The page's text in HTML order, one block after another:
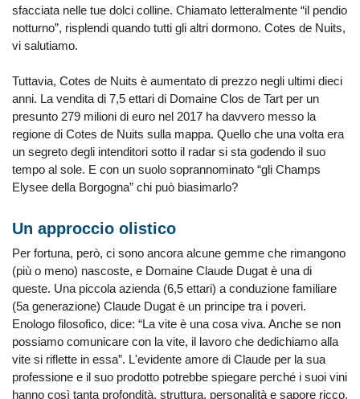
sfacciata nelle tue dolci colline. Chiamato letteralmente “il pendio
notturno”, risplendi quando tutti gli altri dormono. Cotes de Nuits,
vi salutiamo.
Tuttavia, Cotes de Nuits è aumentato di prezzo negli ultimi dieci
anni. La vendita di 7,5 ettari di Domaine Clos de Tart per un
presunto 279 milioni di euro nel 2017 ha davvero messo la
regione di Cotes de Nuits sulla mappa. Quello che una volta era
un segreto degli intenditori sotto il radar si sta godendo il suo
tempo al sole. E con un suolo soprannominato “gli Champs
Elysee della Borgogna” chi può biasimarlo?
Un approccio olistico
Per fortuna, però, ci sono ancora alcune gemme che rimangono
(più o meno) nascoste, e Domaine Claude Dugat è una di
queste. Una piccola azienda (6,5 ettari) a conduzione familiare
(5a generazione) Claude Dugat è un principe tra i poveri.
Enologo filosofico, dice: “La vite è una cosa viva. Anche se non
possiamo comunicare con la vite, il lavoro che dedichiamo alla
vite si riflette in essa”. L'evidente amore di Claude per la sua
professione e il suo prodotto potrebbe spiegare perché i suoi vini
hanno così tanta profondità, struttura, personalità e sapore ricco.